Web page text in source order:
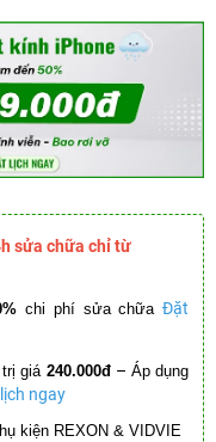
sửa chữa chỉ từ
chi phí sửa chữa Đặt
trị giá 240.000đ – Áp dụng
ngay
kiện REXON & VIDVIE